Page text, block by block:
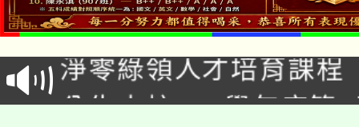
程
學期銜接期間理賠案件
學籍身 分審查程序及
版
淨零綠領人才培育課程
公告本校115學年度第